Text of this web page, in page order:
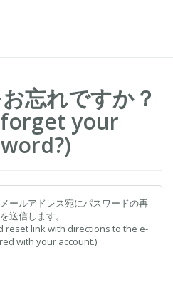
忘れですか？
your
ールアドレス宛にパスワードの再
送信します。
reset link with directions to the e-
with your account.)